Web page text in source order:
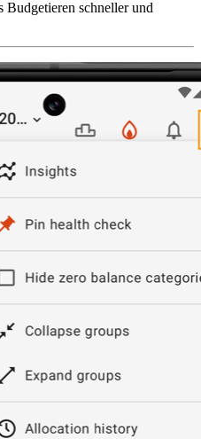
Budgetieren schneller und